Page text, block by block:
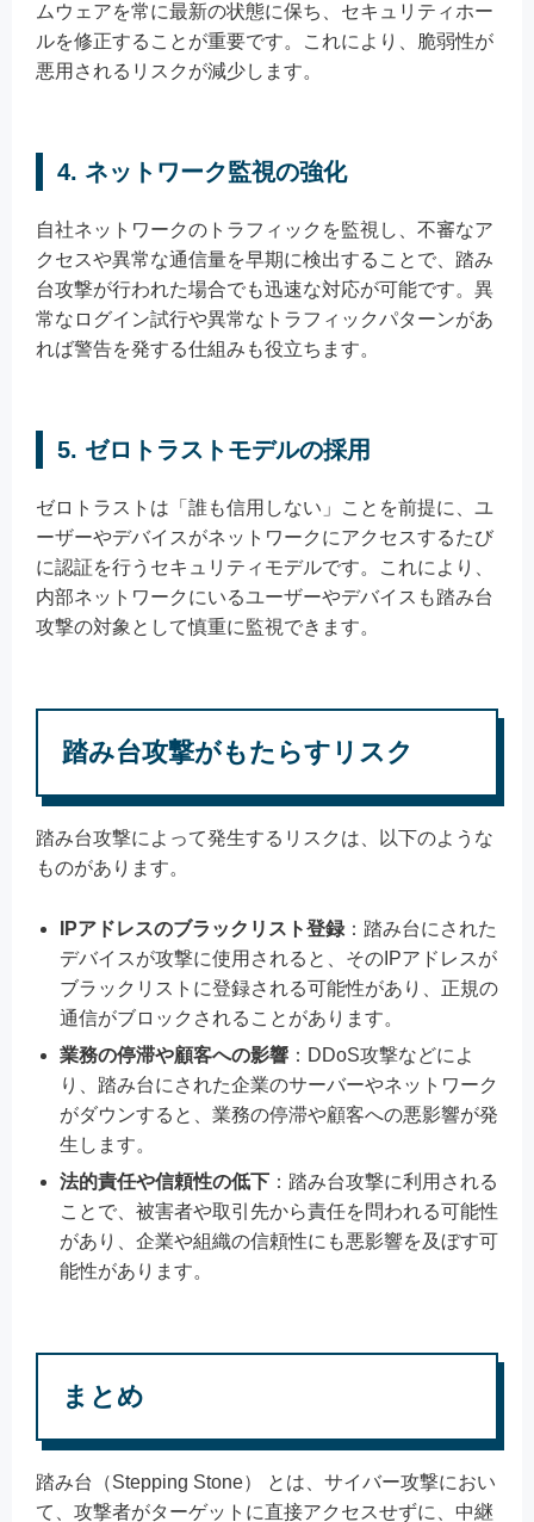
ムウェアを常に最新の状態に保ち、セキュリティホー
ルを修正することが重要です。これにより、脆弱性が
悪用されるリスクが減少します。
4. ネットワーク監視の強化
自社ネットワークのトラフィックを監視し、不審なア
クセスや異常な通信量を早期に検出することで、踏み
台攻撃が行われた場合でも迅速な対応が可能です。異
常なログイン試行や異常なトラフィックパターンがあ
れば警告を発する仕組みも役立ちます。
5. ゼロトラストモデルの採用
ゼロトラストは「誰も信用しない」ことを前提に、ユ
ーザーやデバイスがネットワークにアクセスするたび
に認証を行うセキュリティモデルです。これにより、
内部ネットワークにいるユーザーやデバイスも踏み台
攻撃の対象として慎重に監視できます。
踏み台攻撃がもたらすリスク
踏み台攻撃によって発生するリスクは、以下のような
ものがあります。
IPアドレスのブラックリスト登録 ：踏み台にされた
デバイスが攻撃に使用されると、そのIPアドレスが
ブラックリストに登録される可能性があり、正規の
通信がブロックされることがあります。
業務の停滞や顧客への影響 ：DDoS攻撃などによ
り、踏み台にされた企業のサーバーやネットワーク
がダウンすると、業務の停滞や顧客への悪影響が発
生します。
法的責任や信頼性の低下 ：踏み台攻撃に利用される
ことで、被害者や取引先から責任を問われる可能性
があり、企業や組織の信頼性にも悪影響を及ぼす可
能性があります。
まとめ
踏み台（Stepping Stone） とは、サイバー攻撃におい
て、攻撃者がターゲットに直接アクセスせずに、中継